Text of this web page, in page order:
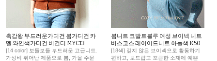
촉감왕 부드러운가디건 봄가디건 카
멜 와인색가디건 버건디 MYC13
[14 color] 보들보들 부드러운 고급니트.
가성비 뛰어난 제품으로 봄, 가을 주문
봄니트 코발트블루 여성 브이넥 니트
비스코스 레이어드니트 하늘색 K50
[18색] 깊지 않은 브이넥으로 활동하기
편하고, 보드랍고 포근한 소재에 예쁜